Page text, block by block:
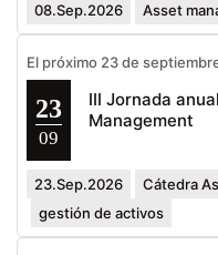
08.Sep.2026 Asset
El próximo 23 de
23
09
III Jornada
Management
23.Sep.2026
Cátedra
gestión de activos